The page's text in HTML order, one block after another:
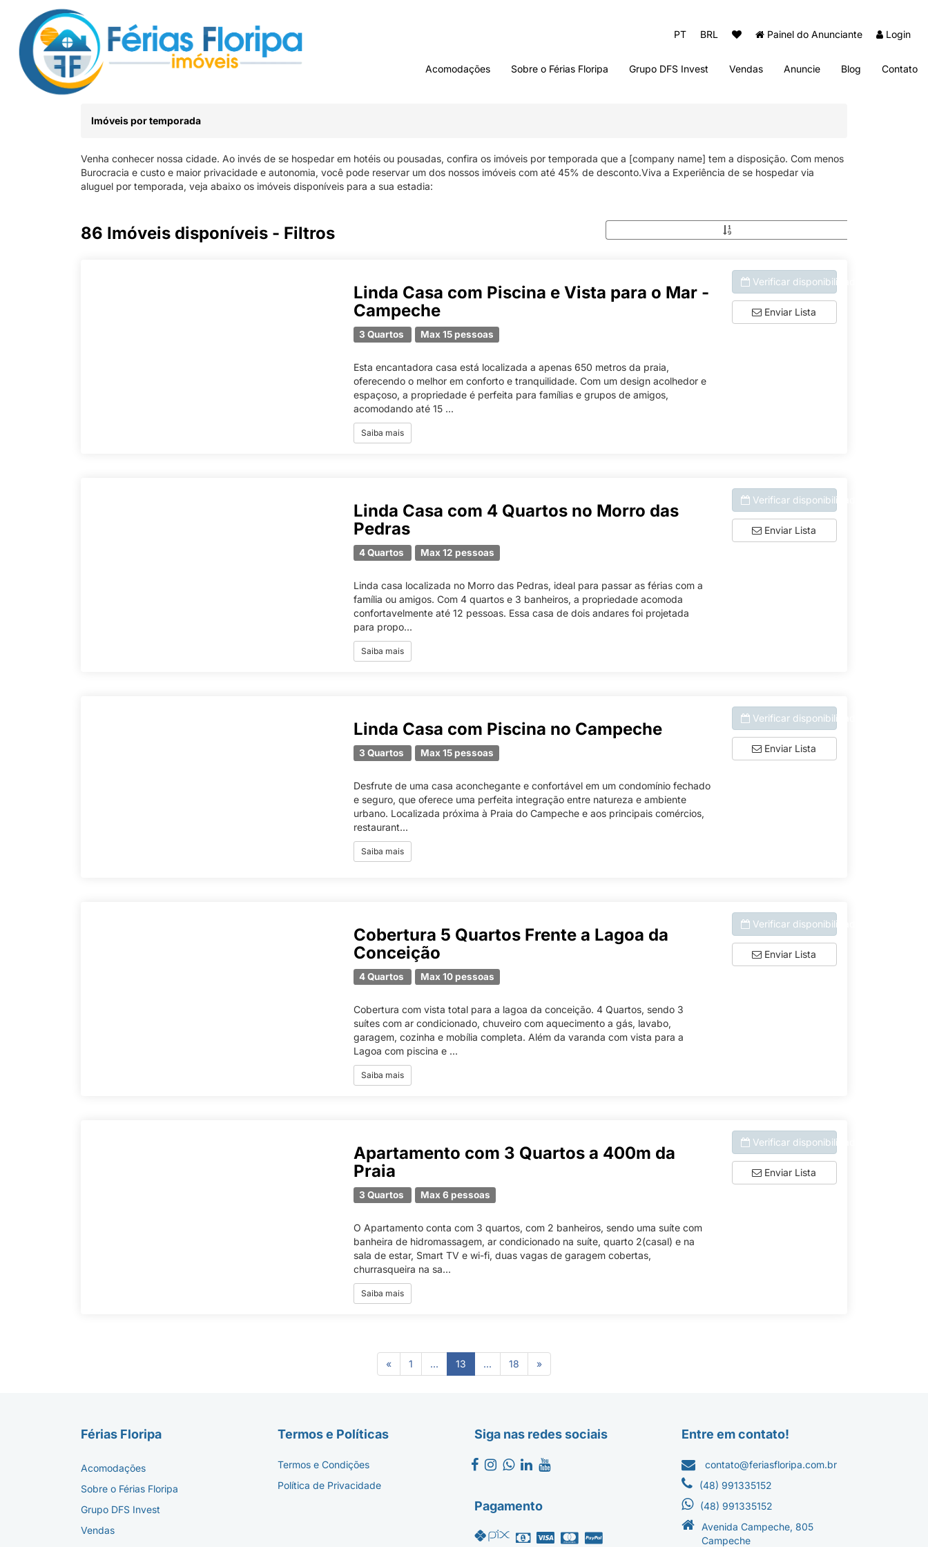
PT BRL Painel do Anunciante Login
Acomodações Sobre o Férias Floripa Grupo DFS Invest Vendas Anuncie Blog Contato
Imóveis por temporada
Venha conhecer nossa cidade. Ao invés de se hospedar em hotéis ou pousadas, confira os imóveis por temporada que a [company name] tem a disposição. Com menos
Burocracia e custo e maior privacidade e autonomia, você pode reservar um dos nossos imóveis com até 45% de desconto.Viva a Experiência de se hospedar via
aluguel por temporada, veja abaixo os imóveis disponíveis para a sua estadia:
86 Imóveis disponíveis - Filtros
Linda Casa com Piscina e Vista para o Mar -
Campeche
3 Quartos Max 15 pessoas
Esta encantadora casa está localizada a apenas 650 metros da praia,
oferecendo o melhor em conforto e tranquilidade. Com um design acolhedor e
espaçoso, a propriedade é perfeita para famílias e grupos de amigos,
acomodando até 15 ...
Saiba mais
Verificar disponibilidade
Enviar Lista
Linda Casa com 4 Quartos no Morro das
Pedras
4 Quartos Max 12 pessoas
Linda casa localizada no Morro das Pedras, ideal para passar as férias com a
família ou amigos. Com 4 quartos e 3 banheiros, a propriedade acomoda
confortavelmente até 12 pessoas. Essa casa de dois andares foi projetada
para propo...
Saiba mais
Verificar disponibilidade
Enviar Lista
Linda Casa com Piscina no Campeche
3 Quartos Max 15 pessoas
Desfrute de uma casa aconchegante e confortável em um condomínio fechado
e seguro, que oferece uma perfeita integração entre natureza e ambiente
urbano. Localizada próxima à Praia do Campeche e aos principais comércios,
restaurant...
Saiba mais
Verificar disponibilidade
Enviar Lista
Cobertura 5 Quartos Frente a Lagoa da
Conceição
4 Quartos Max 10 pessoas
Cobertura com vista total para a lagoa da conceição. 4 Quartos, sendo 3
suítes com ar condicionado, chuveiro com aquecimento a gás, lavabo,
garagem, cozinha e mobília completa. Além da varanda com vista para a
Lagoa com piscina e ...
Saiba mais
Verificar disponibilidade
Enviar Lista
Apartamento com 3 Quartos a 400m da
Praia
3 Quartos Max 6 pessoas
O Apartamento conta com 3 quartos, com 2 banheiros, sendo uma suíte com
banheira de hidromassagem, ar condicionado na suíte, quarto 2(casal) e na
sala de estar, Smart TV e wi-fi, duas vagas de garagem cobertas,
churrasqueira na sa...
Saiba mais
Verificar disponibilidade
Enviar Lista
« 1 ... 13 ... 18 »
Férias Floripa
Acomodações
Sobre o Férias Floripa
Grupo DFS Invest
Vendas
Termos e Políticas
Termos e Condições
Política de Privacidade
Siga nas redes sociais
Pagamento
Entre em contato!
contato@feriasfloripa.com.br
(48) 991335152
(48) 991335152
Avenida Campeche, 805
Campeche